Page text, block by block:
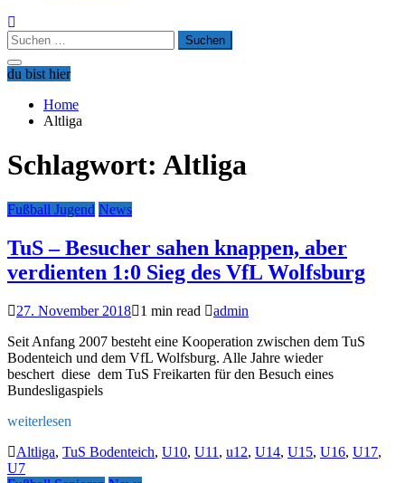
Suchen
nach:
du bist hier
Home
Altliga
Schlagwort: Altliga
Fußball Jugend News
TuS – Besucher sahen knappen, aber
verdienten 1:0 Sieg des VfL Wolfsburg
27. November 2018 1 min read
admin
Seit Anfang 2007 besteht eine Kooperation zwischen dem TuS
Bodenteich und dem VfL Wolfsburg. Alle Jahre wieder
beschert diese dem TuS Freikarten für den Besuch eines
Bundesligaspiels
weiterlesen
Altliga, TuS Bodenteich, U10, U11 , u12, U14, U15, U16, U17,
U7